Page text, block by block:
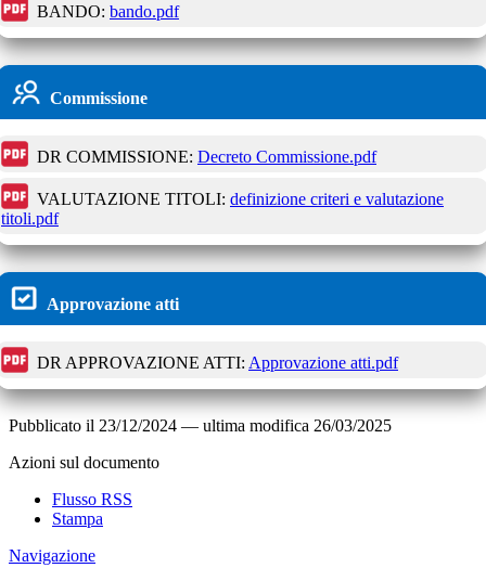
BANDO: bando.pdf
Commissione
DR COMMISSIONE: Decreto Commissione.pdf
VALUTAZIONE TITOLI: definizione criteri e valutazione
titoli.pdf
Approvazione atti
DR APPROVAZIONE ATTI: Approvazione atti.pdf
Pubblicato il 23/12/2024 — ultima modifica 26/03/2025
Azioni sul documento
Flusso RSS
Stampa
Navigazione